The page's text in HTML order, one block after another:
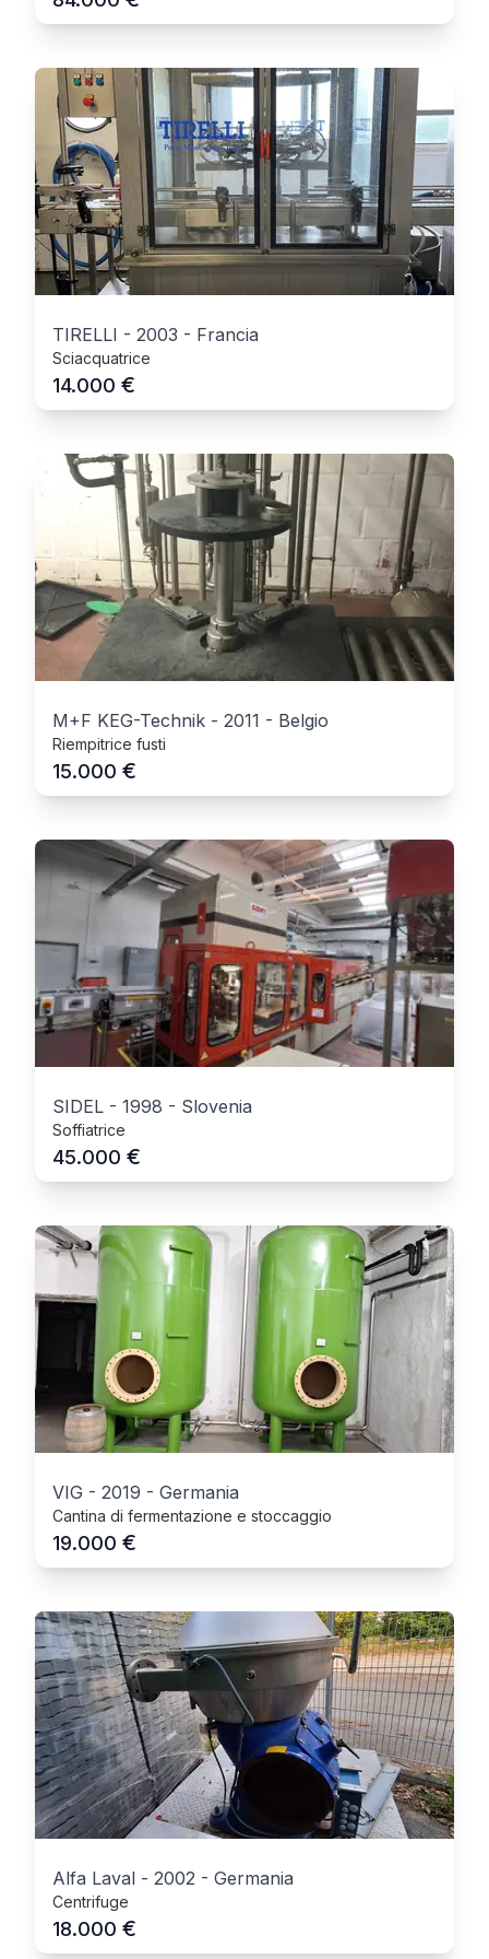
TIRELLI - 2003 - Francia
Sciacquatrice
14.000 €
M+F KEG-Technik - 2011 - Belgio
Riempitrice fusti
15.000 €
SIDEL - 1998 - Slovenia
Soffiatrice
45.000 €
VIG - 2019 - Germania
Cantina di fermentazione e stoccaggio
19.000 €
Alfa Laval - 2002 - Germania
Centrifuge
18.000 €